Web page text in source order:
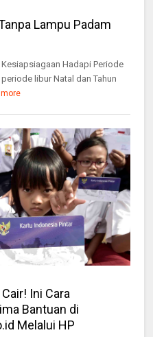
Lampu Padam
Hadapi Periode
libur Natal dan Tahun
Ini Cara
Bantuan di
Melalui HP